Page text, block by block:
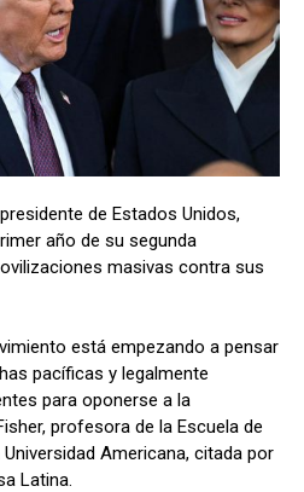
de Estados Unidos,
año de su segunda
masivas contra sus
está empezando a pensar
pacíficas y legalmente
para oponerse a la
profesora de la Escuela de
Americana, citada por
Latina.